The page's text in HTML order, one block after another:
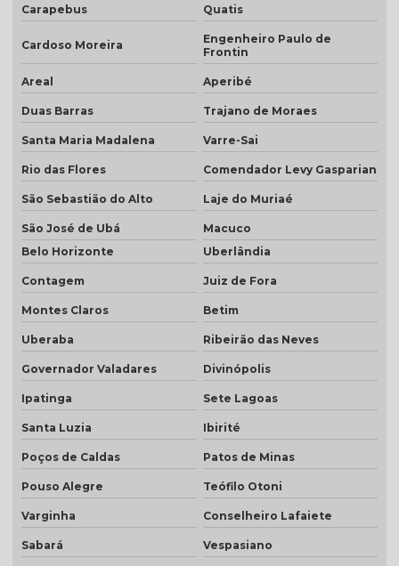
Telha marrom
Telha natural
Telha palha mesclada
Telha piso
Telha piso branco
Telha piso esmaltada
Telha plan cerâmica
Telha plan colonial
Telha plan preço
Telha plan resinada
Telha plan resinada preço
Telha plan valor do metro
Telha porcelanato
Telha porcelanato branca
Carapebus Quatis
Cardoso Moreira
Engenheiro Paulo de
Frontin
Areal Aperibé
Duas Barras Trajano de Moraes
Santa Maria Madalena Varre-Sai
Rio das Flores Comendador Levy Gasparian
São Sebastião do Alto Laje do Muriaé
São José de Ubá
Macuco
Belo Horizonte
Uberlândia
Contagem Juiz de Fora
Montes Claros Betim
Uberaba Ribeirão das Neves
Governador Valadares Divinópolis
Ipatinga Sete Lagoas
Santa Luzia Ibirité
Poços de Caldas Patos de Minas
Pouso Alegre Teófilo Otoni
Varginha Conselheiro Lafaiete
Sabará Vespasiano